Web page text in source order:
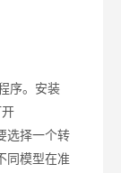
序。 安装
选择一个转
同模型在准